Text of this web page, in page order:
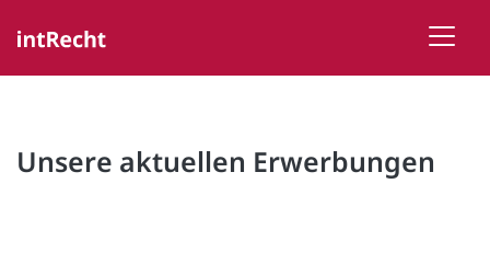
Unsere aktuellen Erwerbungen